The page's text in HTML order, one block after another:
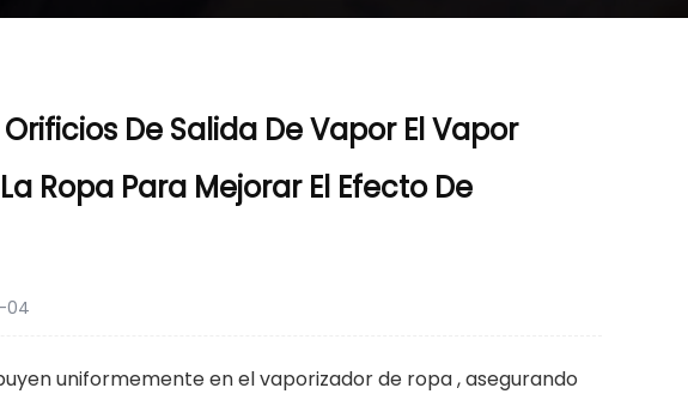
De Salida De Vapor El Vapor
Ropa Para Mejorar El Efecto De
04
uniformemente en elvaporizador de ropa, asegurando